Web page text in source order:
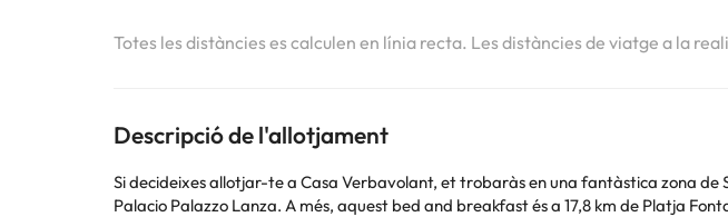
Totes les distàncies es calculen en línia recta. Les distàncies de viatge a la
Descripció de l'allotjament
Si decideixes allotjar-te a Casa Verbavolant, et trobaràs en una fantàstica zona
Palacio Palazzo Lanza. A més, aquest bed and breakfast és a 17,8 km de Platja